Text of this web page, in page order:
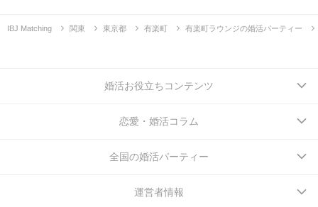
IBJ Matching 関東 東京都 有楽町 有楽町ラウンジの婚活パーティー
婚活お役立ちコンテンツ
恋愛・婚活コラム
全国の婚活パーティー
運営者情報